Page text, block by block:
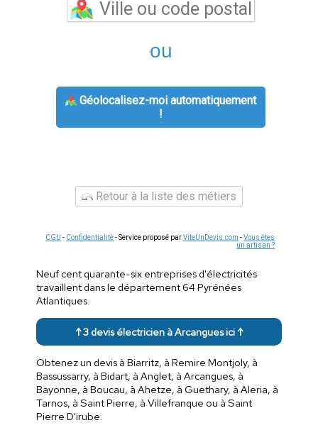
ou
Géolocalisez-moi automatiquement
!
Retour à la liste des métiers
CGU - Confidentialité- Service proposé parViteUnDevis.com -Vous êtes
un artisan ?
Neuf cent quarante-six entreprises d'électricités
travaillent dans le département 64 Pyrénées
Atlantiques.
↑ 3 devis électricien à Arcangues ici ↑
Obtenez un devis à Biarritz, à Remire Montjoly, à
Bassussarry, à Bidart, à Anglet, à Arcangues, à
Bayonne, à Boucau, à Ahetze, à Guethary, à Aleria, à
Tarnos, à Saint Pierre, à Villefranque ou à Saint
Pierre D'irube.